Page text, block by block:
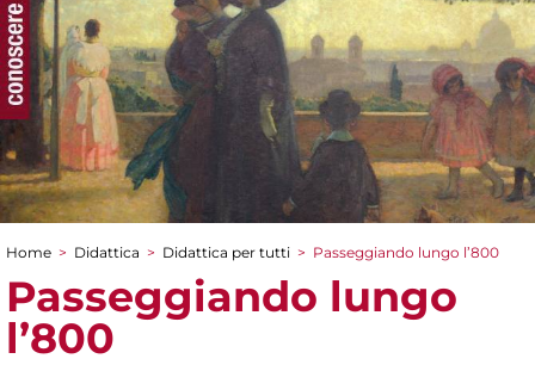
Tu sei qui
Home > Didattica > Didattica per tutti > Passeggiando lungo l’800
Passeggiando lungo
l’800